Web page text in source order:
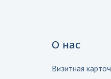
О нас
Визитная